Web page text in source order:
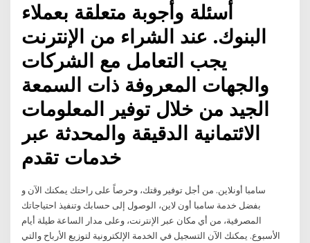
أسئلة وأجوبة متعلقة بعملاء
البنوك. عند الشراء من الإنترنت
يجب التعامل مع الشركات
والجهات المعروفة ذات السمعة
الجيد من خلال توفير المعلومات
الائتمانية الدقيقة والمحدثة عبر
خدمات تقدم
سامبا أونلاين. من أجل توفير وقتك، وحرصاً على راحتك يمكنك الآن و
بفضل خدمة سامبا أون لاين، الوصول إلى حسابك وتنفيذ احتياجاتك
المصرفية، من أي مكان عبر الإنترنت، وعلى مدار الساعة طيلة أيام
الأسبوع. يمكنك الآن التسجيل في الخدمة الإلكترونية لتوزيع الأرباح والتي